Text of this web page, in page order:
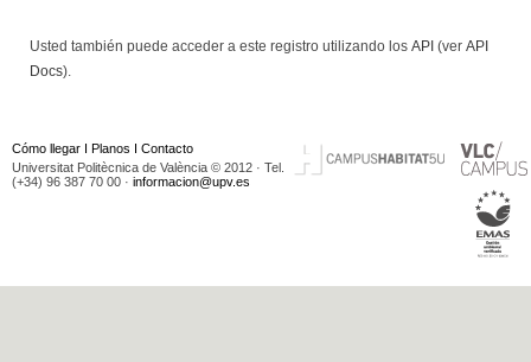
Usted también puede acceder a este registro utilizando los API (ver API
Docs).
Cómo llegar I Planos I Contacto
Universitat Politècnica de València © 2012 · Tel.
(+34) 96 387 70 00 · informacion@upv.es